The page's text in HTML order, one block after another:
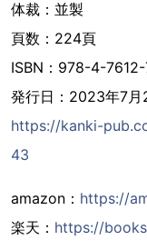
体裁：並製
頁数：224頁
ISBN：978-4-
発行日：2023年7月
https://kanki-
43
amazon： https://
楽天： https://